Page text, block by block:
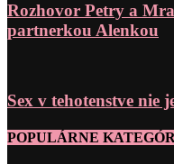
Rozhovor Petry a
partnerkou Alenkou
Sex v tehotenstve nie
POPULÁRNE